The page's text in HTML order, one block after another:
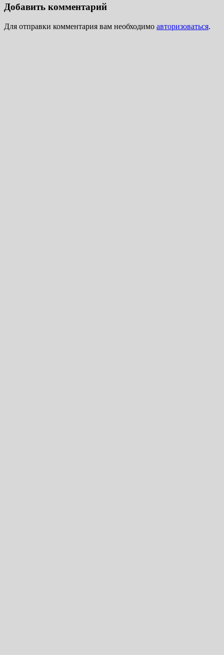
Добавить комментарий
Для отправки комментария вам необходимо авторизоваться.